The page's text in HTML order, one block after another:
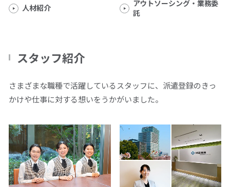
人材紹介
アウトソーシング・業務委
託
スタッフ紹介
さまざまな職種で活躍しているスタッフに、派遣登録のきっ
かけや仕事に対する想いをうかがいました。